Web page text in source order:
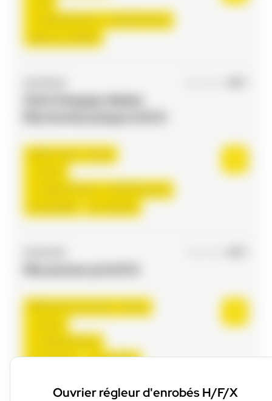
Ouvrier régleur d'enrobés H/F/X
3.000,00 €/mois - 3.150,00 €/mois
Début le:17/08/26
Chef d'équipe Atelier
Saint-Jean , France
2.000,00 €/mois - 2.500,00 €/mois
Du:01/09/26 Au:31/12/26
Plaisance-du-Touch , France
2.500,00 €/mois
Du:10/08/26 Au:31/12/26